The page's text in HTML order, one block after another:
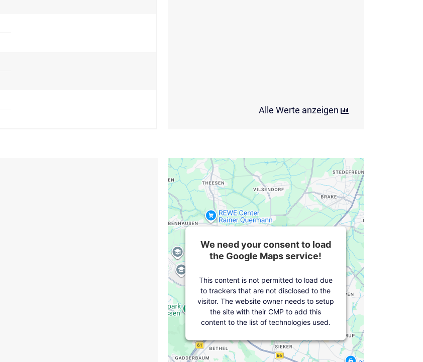
Alle Werte anzeigen
We need your consent to load
the Google Maps service!
This content is not permitted to load due
to trackers that are not disclosed to the
visitor. The website owner needs to setup
the site with their CMP to add this
content to the list of technologies used.